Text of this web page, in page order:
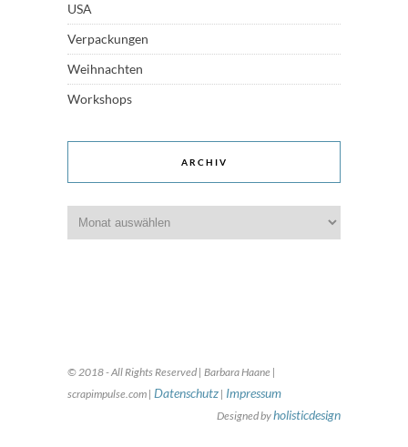
USA
Verpackungen
Weihnachten
Workshops
ARCHIV
© 2018 - All Rights Reserved | Barbara Haane |
scrapimpulse.com | Datenschutz | Impressum
Designed byholisticdesign